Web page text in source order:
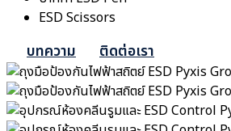
ESD Scissors
บทความ ติดต่อเรา